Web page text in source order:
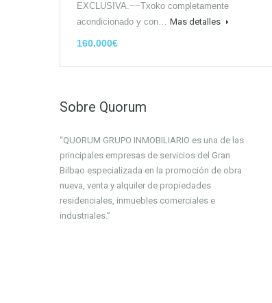
EXCLUSIVA.~~Txoko completamente
acondicionado y con… Mas detalles
160.000€
Sobre Quorum
“QUORUM GRUPO INMOBILIARIO es una de las
principales empresas de servicios del Gran
Bilbao especializada en la promoción de obra
nueva, venta y alquiler de propiedades
residenciales, inmuebles comerciales e
industriales.”